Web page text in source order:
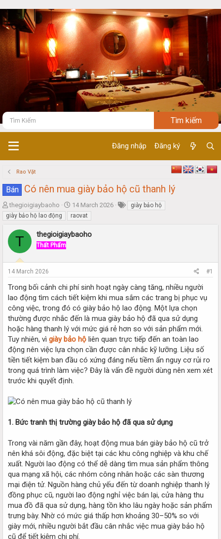
Đăng nhập Đăng ký
Rao Vặt
Bán Có nên mua giày bảo hộ cũ thanh lý
T
h
r
e
d
a
r
e
r
thegioigiaybaoho
S
t
a
r
14 March 2026
giày bảo hộ
giày bảo hộ lao động
raovat
T thegioigiaybaoho
Thất Phẩm
14 March 2026 #1
Trong bối cảnh chi phí sinh hoạt ngày càng tăng, nhiều người
lao động tìm cách tiết kiệm khi mua sắm các trang bị phục vụ
công việc, trong đó có giày bảo hộ lao động. Một lựa chọn
thường được nhắc đến là mua giày bảo hộ đã qua sử dụng
hoặc hàng thanh lý với mức giá rẻ hơn so với sản phẩm mới.
Tuy nhiên, vì giày bảo hộ liên quan trực tiếp đến an toàn lao
động nên việc lựa chọn cần được cân nhắc kỹ lưỡng. Liệu số
tiền tiết kiệm ban đầu có xứng đáng nếu tiềm ẩn nguy cơ rủi ro
trong quá trình làm việc? Đây là vấn đề người dùng nên xem xét
trước khi quyết định.
1. Bức tranh thị trường giày bảo hộ đã qua sử dụng
Trong vài năm gần đây, hoạt động mua bán giày bảo hộ cũ trở
nên khá sôi động, đặc biệt tại các khu công nghiệp và khu chế
xuất. Người lao động có thể dễ dàng tìm mua sản phẩm thông
qua mạng xã hội, các nhóm công nhân hoặc các sàn thương
mại điện tử. Nguồn hàng chủ yếu đến từ doanh nghiệp thanh lý
đồng phục cũ, người lao động nghỉ việc bán lại, cửa hàng thu
mua đồ đã qua sử dụng, hàng tồn kho lâu ngày hoặc sản phẩm
trưng bày. Nhờ có mức giá thấp hơn khoảng 30–50% so với
giày mới, nhiều người bắt đầu cân nhắc việc mua giày bảo hộ
cũ để tiết kiệm chi phí.